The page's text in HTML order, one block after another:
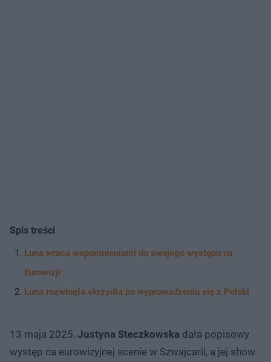
Spis treści
Luna wraca wspomnieniami do swojego występu na
Eurowizji
Luna rozwinęła skrzydła po wyprowadzeniu się z Polski
13 maja 2025, Justyna Steczkowska dała popisowy
występ na eurowizyjnej scenie w Szwajcarii, a jej show